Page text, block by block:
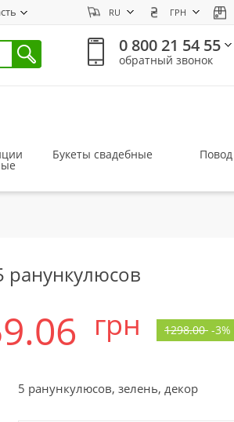
RU ГРН
0 800 21 54 55
обратный звонок
Букеты свадебные Повод
ранункулюсов
грн 1298.00 -3%
5 ранункулюсов, зелень, декор